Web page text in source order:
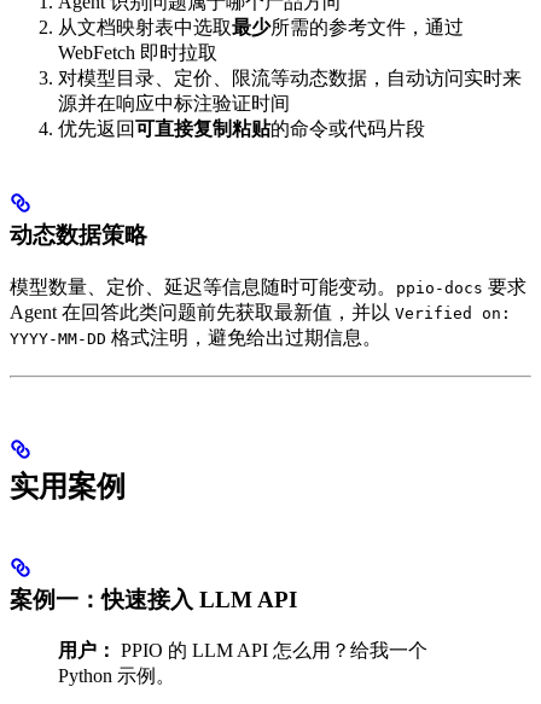
从文档映射表中选取最少所需的参考文件，通过
WebFetch 即时拉取
对模型目录、定价、限流等动态数据，自动访问实时来
源并在响应中标注验证时间
优先返回可直接复制粘贴的命令或代码片段
动态数据策略
模型数量、定价、延迟等信息随时可能变动。 ppio-docs 要求
Agent 在回答此类问题前先获取最新值，并以 Verified on:
YYYY-MM-DD 格式注明，避免给出过期信息。
实用案例
案例一：快速接入 LLM API
用户： PPIO 的 LLM API 怎么用？给我一个
Python 示例。